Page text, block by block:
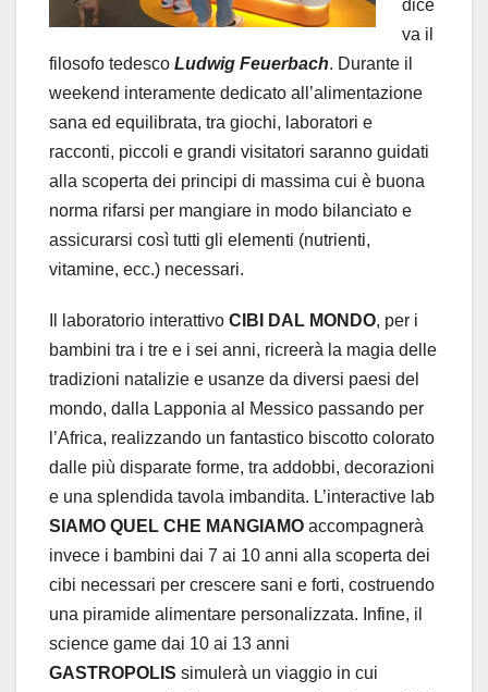
dice
va il
filosofo tedesco Ludwig Feuerbach. Durante il
weekend interamente dedicato all’alimentazione
sana ed equilibrata, tra giochi, laboratori e
racconti, piccoli e grandi visitatori saranno guidati
alla scoperta dei principi di massima cui è buona
norma rifarsi per mangiare in modo bilanciato e
assicurarsi così tutti gli elementi (nutrienti,
vitamine, ecc.) necessari.
Il laboratorio interattivo CIBI DAL MONDO, per i
bambini tra i tre e i sei anni, ricreerà la magia delle
tradizioni natalizie e usanze da diversi paesi del
mondo, dalla Lapponia al Messico passando per
l’Africa, realizzando un fantastico biscotto colorato
dalle più disparate forme, tra addobbi, decorazioni
e una splendida tavola imbandita. L’interactive lab
SIAMO QUEL CHE MANGIAMO accompagnerà
invece i bambini dai 7 ai 10 anni alla scoperta dei
cibi necessari per crescere sani e forti, costruendo
una piramide alimentare personalizzata. Infine, il
science game dai 10 ai 13 anni
GASTROPOLIS simulerà un viaggio in cui